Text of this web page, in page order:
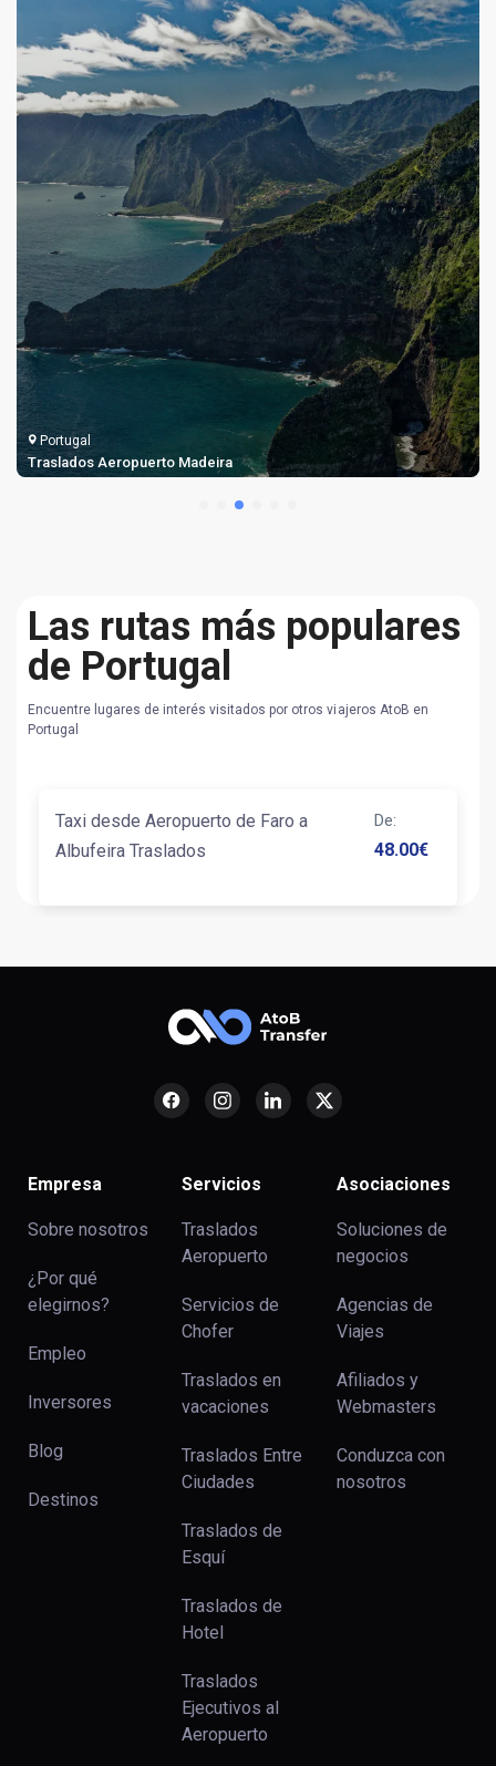
Portugal
Traslados Aeropuerto Madeira
Las rutas más populares
de Portugal
Encuentre lugares de interés visitados por otros viajeros AtoB en
Portugal
Taxi desde Aeropuerto de Faro a
Albufeira Traslados
De:
48.00€
Empresa
Sobre nosotros
¿Por qué
elegirnos?
Empleo
Inversores
Blog
Destinos
Servicios
Traslados
Aeropuerto
Servicios de
Chofer
Traslados en
vacaciones
Traslados Entre
Ciudades
Traslados de
Esquí
Traslados de
Hotel
Traslados
Ejecutivos al
Aeropuerto
Asociaciones
Soluciones de
negocios
Agencias de
Viajes
Afiliados y
Webmasters
Conduzca con
nosotros